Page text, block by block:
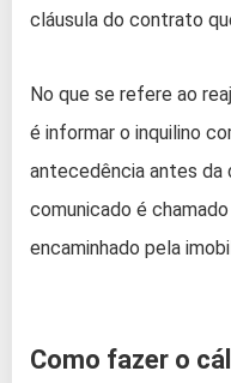
cláusula do contrato
No que se refere ao
é informar o inquilino
antecedência antes da
comunicado é
encaminhado pela
Como fazer o